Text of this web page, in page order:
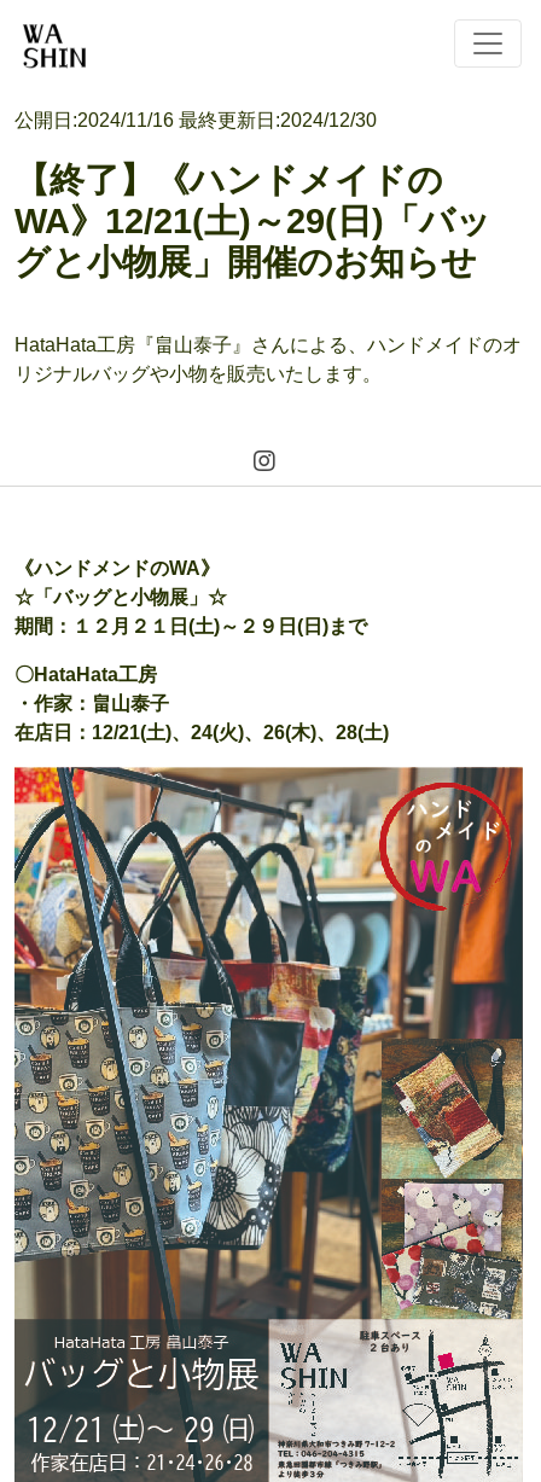
公開日:2024/11/16 最終更新日:2024/12/30
【終了】《ハンドメイドの
WA》12/21(土)～29(日)「バッ
グと小物展」開催のお知らせ
HataHata工房『畠山泰子』さんによる、ハンドメイドのオ
リジナルバッグや小物を販売いたします。
《ハンドメンドのWA》
☆「バッグと小物展」☆
期間：１２月２１日(土)～２９日(日)まで
〇HataHata工房
・作家：畠山泰子
在店日：12/21(土)、24(火)、26(木)、28(土)